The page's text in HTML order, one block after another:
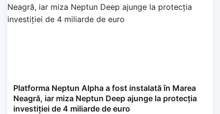
Platforma Neptun Alpha a fost instalată în Marea
Neagră, iar miza Neptun Deep ajunge la protecția
investiției de 4 miliarde de euro